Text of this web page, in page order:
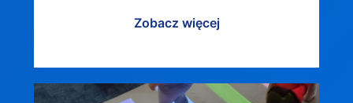
Zobacz więcej